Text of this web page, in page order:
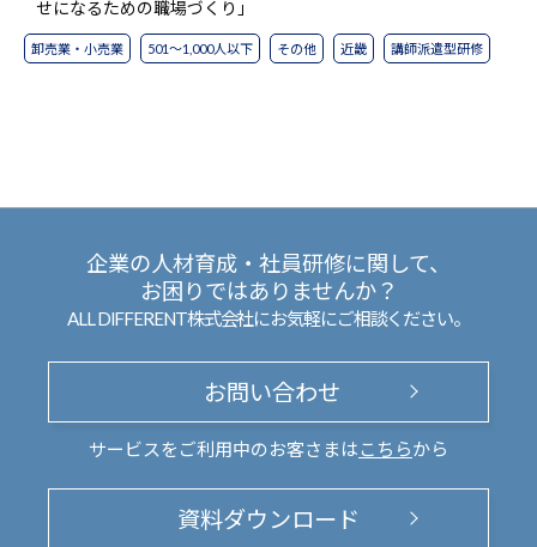
せになるための職場づくり」
卸売業・小売業 501～1,000人以下 その他 近畿 講師派遣型研修
企業の人材育成・社員研修に関して、
お困りではありませんか？
ALL DIFFERENT株式会社にお気軽にご相談ください。
お問い合わせ
サービスをご利用中のお客さまは こちらから
資料ダウンロード